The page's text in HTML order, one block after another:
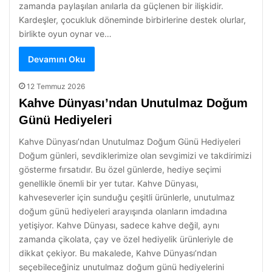
zamanda paylaşılan anılarla da güçlenen bir ilişkidir.
Kardeşler, çocukluk döneminde birbirlerine destek olurlar,
birlikte oyun oynar ve…
Devamını Oku
12 Temmuz 2026
Kahve Dünyası’ndan Unutulmaz Doğum
Günü Hediyeleri
Kahve Dünyası’ndan Unutulmaz Doğum Günü Hediyeleri
Doğum günleri, sevdiklerimize olan sevgimizi ve takdirimizi
gösterme fırsatıdır. Bu özel günlerde, hediye seçimi
genellikle önemli bir yer tutar. Kahve Dünyası,
kahveseverler için sunduğu çeşitli ürünlerle, unutulmaz
doğum günü hediyeleri arayışında olanların imdadına
yetişiyor. Kahve Dünyası, sadece kahve değil, aynı
zamanda çikolata, çay ve özel hediyelik ürünleriyle de
dikkat çekiyor. Bu makalede, Kahve Dünyası’ndan
seçebileceğiniz unutulmaz doğum günü hediyelerini